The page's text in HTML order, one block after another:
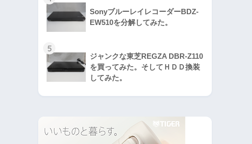
SonyブルーレイレコーダーBDZ-
EW510を分解してみた。
5
ジャンクな東芝REGZA DBR-Z110
を買ってみた。そしてＨＤＤ換装
してみた。